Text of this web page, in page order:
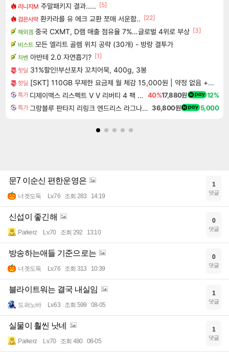
리니지M 주말패키지 결과..... [5]
검은사막 환카라를 유 에크 교환 쪼매 서운함.. [22]
해외겜 중국 CXMT, D램 매출 점유율 7%…글로벌 4위로 부상 [3]
비스트 모든 엘리트 골렘 위치 공략 (30개) - 방랑 결투가
차벤 아반테 2.0 자연흡기? [1]
핫딜 31%할인!부산포차 꼬치어묵, 400g, 3봉
핫딜 [SKT] 110GB 무제한 요금제 월 체감 15,000원 | 약정 없음 + 첫 달 전액 환급 + 티빙 무료 + 2만 추가 지급(첫 달)
특가 디제이맥스 리스펙트 V V 리버티 4 팩 DJMAX RESPECT V V Liberty 4 Pack DLC 40%17,880원 12%
특가 그랑블루 판타지 리링크 엔드리스 라그나로크 업그레이드 킷 Granblue Fantasy Relink Endless Ragnarok Upgrade Kit DLC 36,800원 5,000
문7 이순신 편한운영은
너겟도둑 Lv.76 조회 283 14:19
1
댓글
신섭이 좋긴해
Parkerz Lv.70 조회 292 13:10
0
댓글
방송하는애들 기준으로는
너겟도둑 Lv.76 조회 313 10:39
0
댓글
블라이트워는 결국 내실임
도퍼노바 Lv.63 조회 599 08-05
1
댓글
실물이 훨씬 낫네
Parkerz Lv.70 조회 480 08-05
1
댓글